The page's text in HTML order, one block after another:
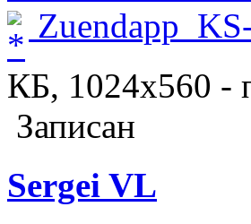
КБ, 1024x560 -
Записан
Sergei VL